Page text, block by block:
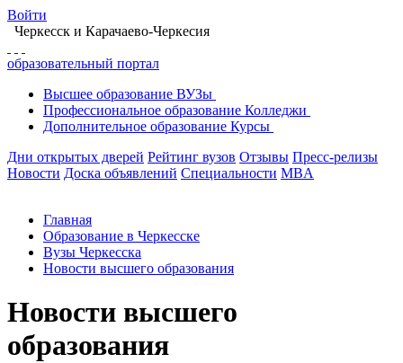
Войти
Черкесск и Карачаево-Черкесия
образовательный портал
Высшее образование ВУЗы
Профессиональное образование Колледжи
Дополнительное образование Курсы
Дни открытых дверей Рейтинг вузов Отзывы Пресс-релизы
Новости Доска объявлений Специальности MBA
Главная
Образование в Черкесске
Вузы Черкесска
Новости высшего образования
Новости высшего
образования